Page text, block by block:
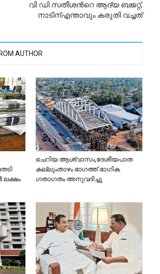
വി ഡി സതീശന്‍റെ ആദ്യ ബജറ്റ്,
നാടിന്എന്താവും കരുതി വച്ചത്
AUTHOR
ലക്ഷം
ചെറിയ ആശ്വാസം,ദേശീയപാത
കല്ലുംതാഴം ഭാഗത്ത് ഭാഗിക
ഗതാഗതം അനുവദിച്ചു